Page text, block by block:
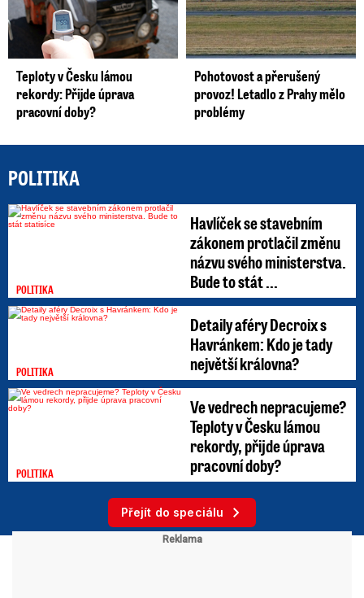
Teploty v Česku lámou
rekordy: Přijde úprava
pracovní doby?
Pohotovost a přerušený
provoz! Letadlo z Prahy mělo
problémy
POLITIKA
POLITIKA
Havlíček se stavebním
zákonem protlačil změnu
názvu svého ministerstva.
Bude to stát ...
POLITIKA
Detaily aféry Decroix s
Havránkem: Kdo je tady
největší královna?
POLITIKA
Ve vedrech nepracujeme?
Teploty v Česku lámou
rekordy, přijde úprava
pracovní doby?
Přejít do speciálu